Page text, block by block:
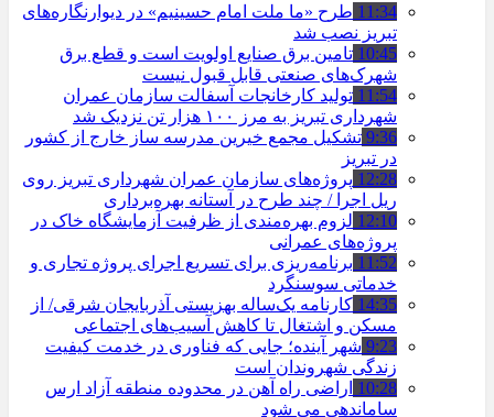
11:34 طرح «ما ملت امام حسینیم» در دیوارنگاره‌های
تبریز نصب شد
10:45 تامین برق صنایع اولویت است و قطع برق
شهرک‌های صنعتی قابل قبول نیست
11:54 تولید کارخانجات آسفالت سازمان عمران
شهرداری تبریز به مرز ۱۰۰ هزار تن نزدیک شد
9:36 تشکیل مجمع خیرین مدرسه ‌ساز خارج از کشور
در تبریز
12:28 پروژه‌های سازمان عمران شهرداری تبریز روی
ریل اجرا / چند طرح در آستانه بهره‌برداری
12:10 لزوم بهره‌مندی از ظرفیت آزمایشگاه خاک در
پروژه‌های عمرانی
11:52 برنامه‌ریزی برای تسریع اجرای پروژه تجاری و
خدماتی سوسنگرد
14:35 کارنامه یک‌ساله بهزیستی آذربایجان شرقی/ از
مسکن و اشتغال تا کاهش آسیب‌های اجتماعی
9:23 شهر آینده؛ جایی که فناوری در خدمت کیفیت
زندگی شهروندان است
10:28 اراضی راه آهن در محدوده منطقه آزاد ارس
ساماندهی می شود